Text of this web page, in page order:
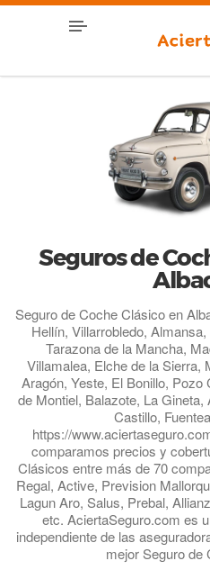
Seguros de
Seguro de Coche Clásico en
Hellín, Villarrobledo,
Tarazona de la Mancha,
Villamalea, Elche de la Sierra,
Aragón, Yeste, El Bonillo,
de Montiel, Balazote, La
Castillo,
https://
comparamos precios y
Clásicos entre más de 70
Regal, Active, Prevision
Lagun Aro, Salus, Prebal,
etc. AciertaSeguro.com es
independiente de las
mejor Seguro de